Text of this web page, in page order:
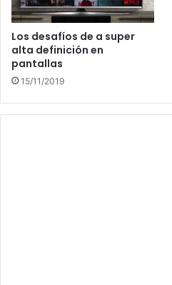
Los desafíos de a super
alta definición en
pantallas
15/11/2019